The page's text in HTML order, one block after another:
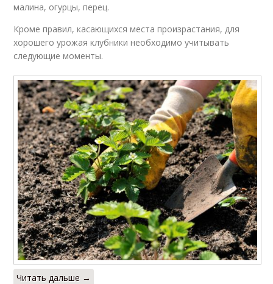
малина, огурцы, перец.
Кроме правил, касающихся места произрастания, для
хорошего урожая клубники необходимо учитывать
следующие моменты.
Читать дальше →